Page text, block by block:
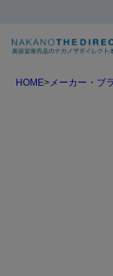
HOME メーカー・ブ